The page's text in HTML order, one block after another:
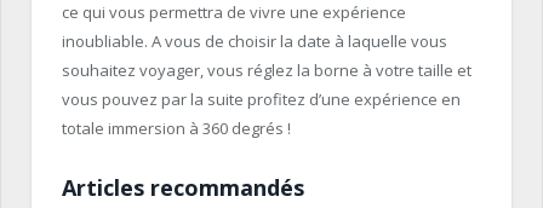
ce qui vous permettra de vivre une expérience
inoubliable. A vous de choisir la date à laquelle vous
souhaitez voyager, vous réglez la borne à votre taille et
vous pouvez par la suite profitez d’une expérience en
totale immersion à 360 degrés !
Articles recommandés